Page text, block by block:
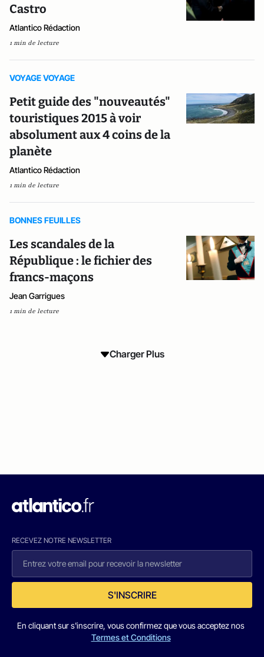
Castro
Atlantico Rédaction
1 min de lecture
VOYAGE VOYAGE
Petit guide des "nouveautés"
touristiques 2015 à voir
absolument aux 4 coins de la
planète
Atlantico Rédaction
1 min de lecture
BONNES FEUILLES
Les scandales de la
République : le fichier des
francs-maçons
Jean Garrigues
1 min de lecture
Charger Plus
RECEVEZ NOTRE NEWSLETTER
S'INSCRIRE
En cliquant sur s'inscrire, vous confirmez que vous acceptez nos
Termes et Conditions